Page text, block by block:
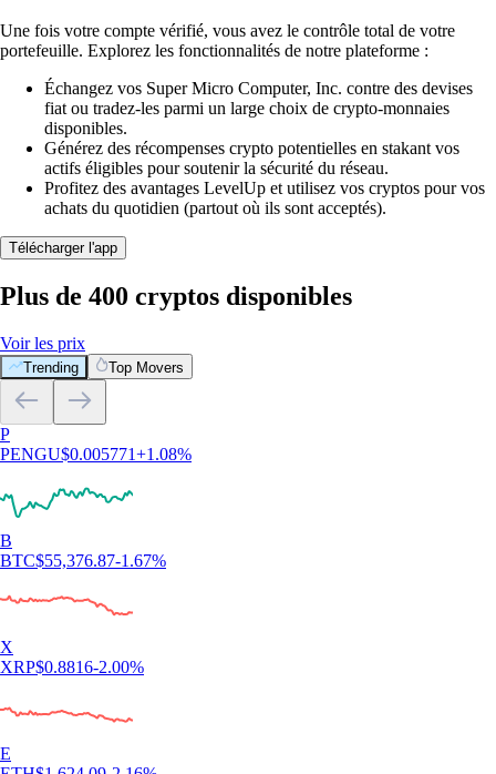
Une fois votre compte vérifié, vous avez le contrôle total de votre
portefeuille. Explorez les fonctionnalités de notre plateforme :
Échangez vos Super Micro Computer, Inc. contre des devises
fiat ou tradez-les parmi un large choix de crypto-monnaies
disponibles.
Générez des récompenses crypto potentielles en stakant vos
actifs éligibles pour soutenir la sécurité du réseau.
Profitez des avantages LevelUp et utilisez vos cryptos pour vos
achats du quotidien (partout où ils sont acceptés).
Télécharger l'app
Plus de 400 cryptos disponibles
Voir les prix
Trending Top Movers
P
PENGU$0.005771+1.08%
B
BTC$55,376.87-1.67%
X
XRP$0.8816-2.00%
E